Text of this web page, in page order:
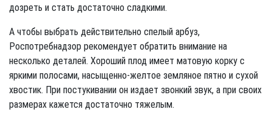
дозреть и стать достаточно сладкими.
А чтобы выбрать действительно спелый арбуз,
Роспотребнадзор рекомендует обратить внимание на
несколько деталей. Хороший плод имеет матовую корку с
яркими полосами, насыщенно-желтое земляное пятно и сухой
хвостик. При постукивании он издает звонкий звук, а при своих
размерах кажется достаточно тяжелым.